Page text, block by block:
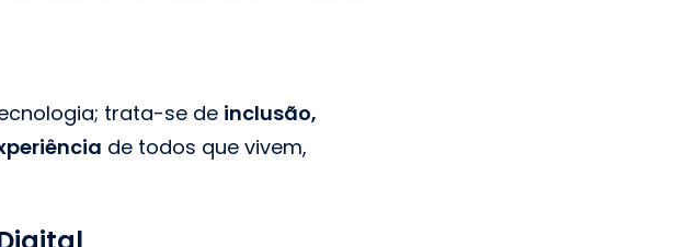
trata-se de inclusão,
de todos que vivem,